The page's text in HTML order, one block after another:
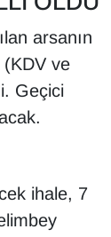
arsanın
ve
Geçici
ihale, 7